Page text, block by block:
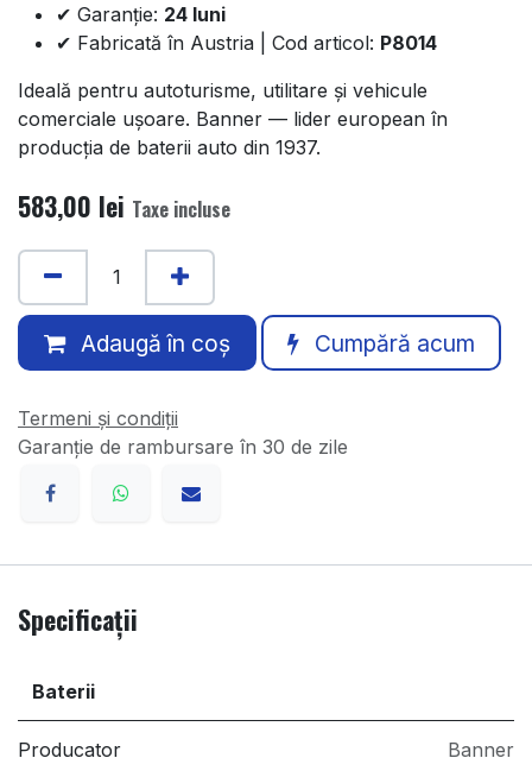
✔ Garanție: 24 luni
✔ Fabricată în Austria | Cod articol: P8014
Ideală pentru autoturisme, utilitare și vehicule
comerciale ușoare. Banner — lider european în
producția de baterii auto din 1937.
583,00 lei Taxe incluse
Adaugă în coș Cumpără acum
Termeni și condiții
Garanție de rambursare în 30 de zile
Specificații
Baterii
Producator Banner